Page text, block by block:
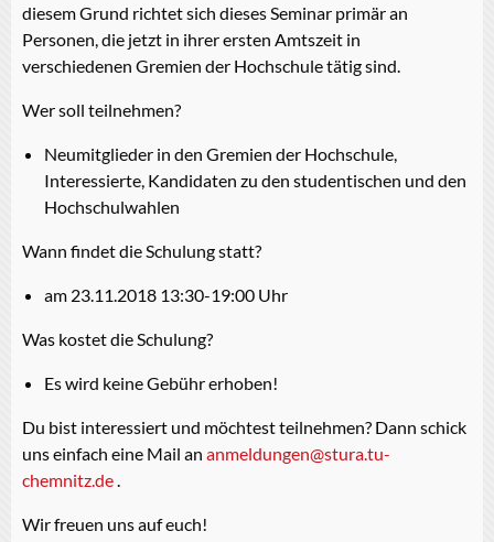
diesem Grund richtet sich dieses Seminar primär an
Personen, die jetzt in ihrer ersten Amtszeit in
verschiedenen Gremien der Hochschule tätig sind.
Wer soll teilnehmen?
Neumitglieder in den Gremien der Hochschule,
Interessierte, Kandidaten zu den studentischen und den
Hochschulwahlen
Wann findet die Schulung statt?
am 23.11.2018 13:30-19:00 Uhr
Was kostet die Schulung?
Es wird keine Gebühr erhoben!
Du bist interessiert und möchtest teilnehmen? Dann schick
uns einfach eine Mail an anmeldungen@stura.tu-
chemnitz.de.
Wir freuen uns auf euch!